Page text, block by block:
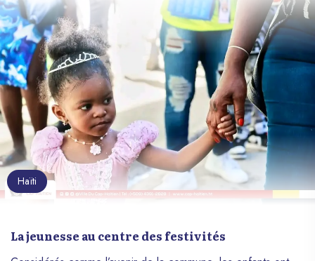
Haïti
La jeunesse au centre des festivités